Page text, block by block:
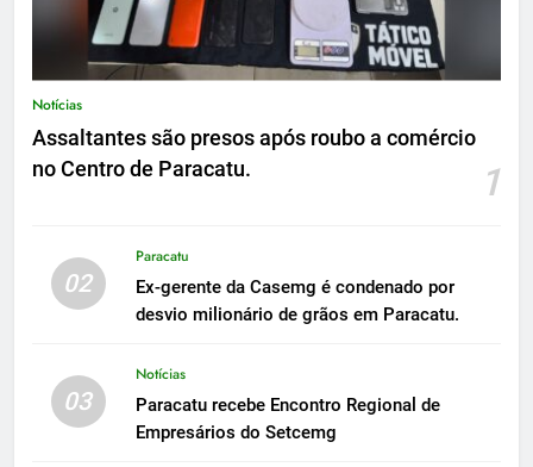
Notícias
Assaltantes são presos após roubo a comércio
no Centro de Paracatu.
1
02
Paracatu
Ex-gerente da Casemg é condenado por
desvio milionário de grãos em Paracatu.
03
Notícias
Paracatu recebe Encontro Regional de
Empresários do Setcemg